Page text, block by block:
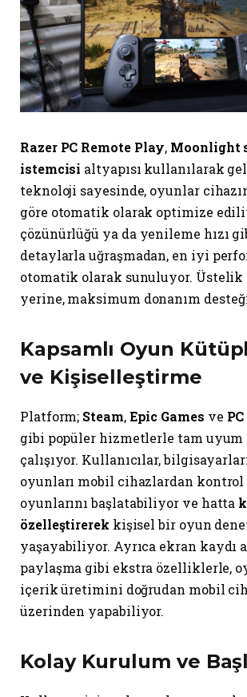
Razer PC Remote Play, Moonlight
istemcisi altyapısı kullanılarak
teknoloji sayesinde, oyunlar
göre otomatik olarak optimize
çözünürlüğü ya da yenileme hızı
detaylarla uğraşmadan, en iyi
otomatik olarak sunuluyor. Üstelik
yerine, maksimum donanım
Kapsamlı Oyun
ve Kişiselleştirme
Platform; Steam,Epic Games ve
gibi popüler hizmetlerle tam uyum
çalışıyor. Kullanıcılar,
oyunları mobil cihazlardan kontrol
oyunlarını başlatabiliyor ve hatta
özelleştirerek kişisel bir oyun
yaşayabiliyor. Ayrıca ekran kaydı
paylaşma gibi ekstra özelliklerle,
içerik üretimini doğrudan mobil
üzerinden yapabiliyor.
Kolay Kurulum ve